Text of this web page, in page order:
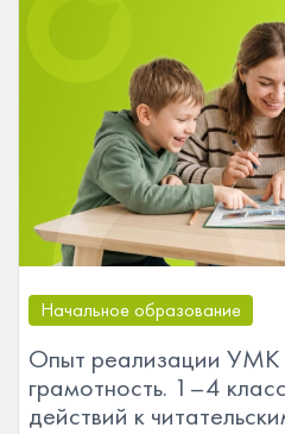
Начальное образование
Опыт реализации УМК
грамотность. 1–4
действий к